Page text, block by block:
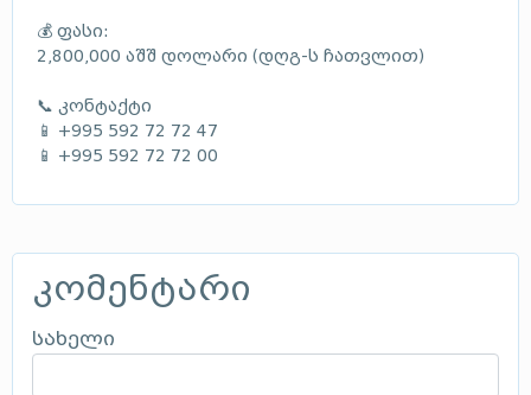
💰 ფასი:
2,800,000 აშშ დოლარი (დღგ-ს ჩათვლით)
📞 კონტაქტი
📱 +995 592 72 72 47
📱 +995 592 72 72 00
კომენტარი
სახელი